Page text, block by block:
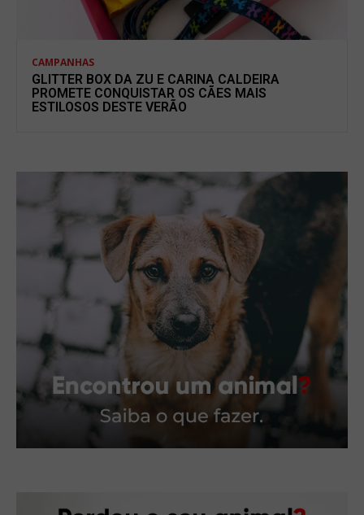
CAMPANHAS
GLITTER BOX DA ZU E CARINA CALDEIRA
PROMETE CONQUISTAR OS CÃES MAIS
ESTILOSOS DESTE VERÃO